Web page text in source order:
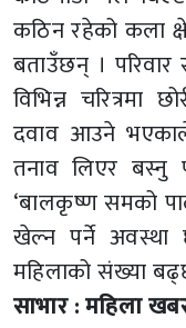
कठिन रहेको कला
बताउँछन् ।
विभिन्न चरित्रमा
दवाव आउने भएकाले
तनाव लिएर बस्नु
‘बालकृष्ण समको
खेल्न पर्ने अवस्था
महिलाको संख्या
साभार : महिला